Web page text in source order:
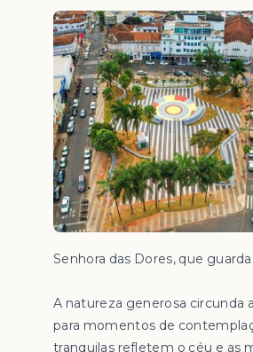
Senhora das Dores, que
A natureza generosa circunda
para momentos de
tranquilas refletem o céu e as